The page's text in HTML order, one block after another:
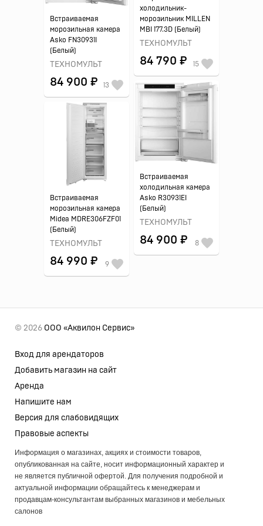
холодильник-
морозильник MILLEN
MBI 177.3D (Белый)
ТЕХНОМУЛЬТ
84 790 ₽ 15
Встраиваемая
морозильная камера
Asko FN30931I
(Белый)
ТЕХНОМУЛЬТ
84 900 ₽ 13
Встраиваемая
холодильная камера
Asko R30931EI
(Белый)
ТЕХНОМУЛЬТ
84 900 ₽ 8
Встраиваемая
морозильная камера
Midea MDRE306FZF01
(Белый)
ТЕХНОМУЛЬТ
84 990 ₽ 9
© 2026 ООО «Аквилон Сервис»
Вход для арендаторов
Добавить магазин на сайт
Аренда
Напишите нам
Версия для слабовидящих
Правовые аспекты
Информация о магазинах, акциях и стоимости товаров,
опубликованная на сайте, носит информационный характер и
не является публичной офертой. Для получения подробной и
актуальной информации обращайтесь к менеджерам и
продавцам-консультантам выбранных магазинов и мебельных
салонов